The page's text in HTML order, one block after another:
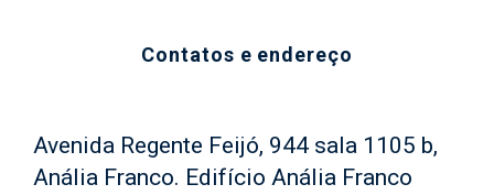
Contatos e endereço
Avenida Regente Feijó, 944 sala 1105 b,
Anália Franco. Edifício Anália Franco